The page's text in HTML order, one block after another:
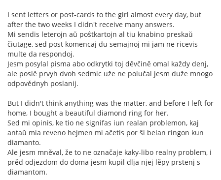
I sent letters or post-cards to the girl almost every day, but
after the two weeks I didn't receive many answers.
Mi sendis leterojn aŭ poŝtkartojn al tiu knabino preskaŭ
čiutage, sed post komencaj du semajnoj mi jam ne ricevis
multe da respondoj.
Jesm posylal pisma abo odkrytki toj děvčině omal každy denj,
ale poslě prvyh dvoh sedmic uže ne polučal jesm duže mnogo
odpovědnyh poslanij.
But I didn't think anything was the matter, and before I left for
home, I bought a beautiful diamond ring for her.
Sed mi opinis, ke tio ne signifas iun realan problemon, kaj
antaŭ mia reveno hejmen mi aĉetis por ŝi belan ringon kun
diamanto.
Ale jesm mněval, že to ne označaje kaky-libo realny problem, i
prěd odjezdom do doma jesm kupil dlja njej lěpy prstenj s
diamantom.